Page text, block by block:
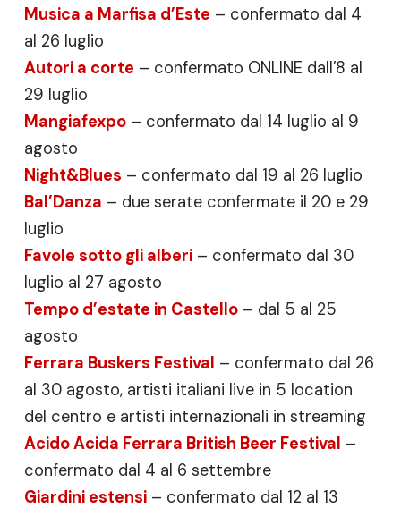
Musica a Marfisa d’Este – confermato dal 4
al 26 luglio
Autori a corte – confermato ONLINE dall’8 al
29 luglio
Mangiafexpo– confermato dal 14 luglio al 9
agosto
Night&Blues – confermato dal 19 al 26 luglio
Bal’Danza – due serate confermate il 20 e 29
luglio
Favole sotto gli alberi– confermato dal 30
luglio al 27 agosto
Tempo d’estate in Castello– dal 5 al 25
agosto
Ferrara Buskers Festival – confermato dal 26
al 30 agosto, artisti italiani live in 5 location
del centro e artisti internazionali in streaming
Acido Acida Ferrara British Beer Festival –
confermato dal 4 al 6 settembre
Giardini estensi– confermato dal 12 al 13